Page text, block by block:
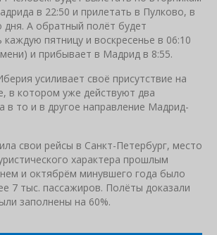
в 22:50 и прилетать в Пулково, в
дня. А обратный полёт будет
пятницу и воскресенье в 06:10
и прибывает в Мадрид в 8:55.
усиливает своё присутствие на
в котором уже действуют два
в то и в другое направление Мадрид-
свои рейсы в Санкт-Петербург, место
характера прошлым
и октябрём минувшего года было
7 тыс. пассажиров. Полёты доказали
заполнены на 60%.